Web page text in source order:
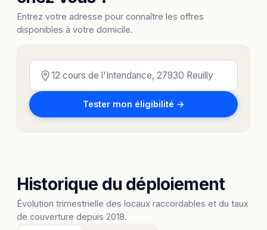
Entrez votre adresse pour connaître les offres
disponibles à votre domicile.
Tester mon éligibilité →
Historique du déploiement
Évolution trimestrielle des locaux raccordables et du taux
de couverture depuis 2018.